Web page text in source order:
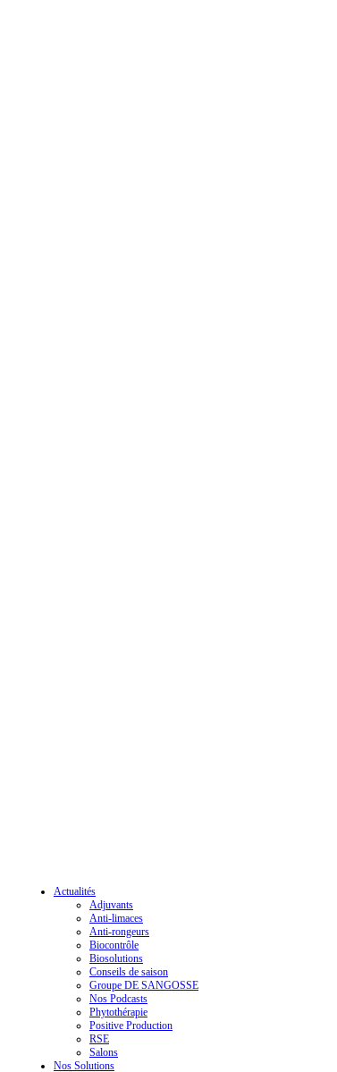
Actualités
Adjuvants
Anti-limaces
Anti-rongeurs
Biocontrôle
Biosolutions
Conseils de saison
Groupe DE SANGOSSE
Nos Podcasts
Phytothérapie
Positive Production
RSE
Salons
Nos Solutions